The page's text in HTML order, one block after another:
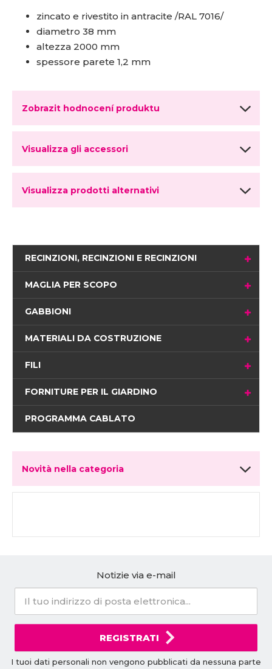
zincato e rivestito in antracite /RAL 7016/
diametro 38 mm
altezza 2000 mm
spessore parete 1,2 mm
Zobrazit hodnocení produktu
Visualizza gli accessori
Visualizza prodotti alternativi
RECINZIONI, RECINZIONI E RECINZIONI
MAGLIA PER SCOPO
GABBIONI
MATERIALI DA COSTRUZIONE
FILI
FORNITURE PER IL GIARDINO
PROGRAMMA CABLATO
Novità nella categoria
Notizie via e-mail
REGISTRATI
I tuoi dati personali non vengono pubblicati da nessuna parte